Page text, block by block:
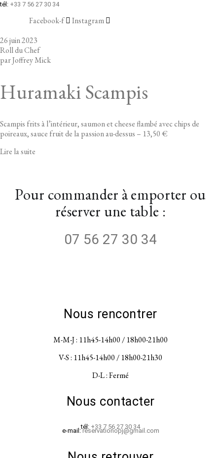
tél: +33 7 56 27 30 34
Facebook-f
Instagram
26 juin 2023
Roll du Chef
parJoffrey Mick
Huramaki Scampis
Scampis frits à l’intérieur, saumon et cheese flambé avec chips de
poireaux, sauce fruit de la passion au-dessus – 13,50 €
Lire la suite
Pour commander à emporter ou
réserver une table :
07 56 27 30 34
Nous rencontrer
M-M-J : 11h45-14h00 / 18h00-21h00
V-S : 11h45-14h00 / 18h00-21h30
D-L : Fermé
Nous contacter
tél: +33 7 56 27 30 34
e-mail:réservationopj@gmail.com